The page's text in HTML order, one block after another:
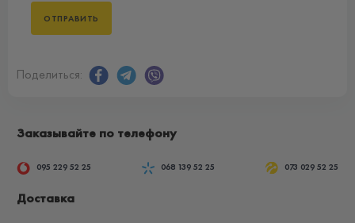
Поделиться:
Заказывайте по телефону
095 229 52 25 068 139 52 25 073 029 52 25
Доставка